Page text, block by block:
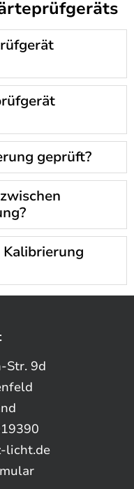
geprüft?
Str. 9d
licht.de